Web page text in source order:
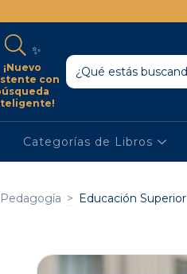
✨
¡Nuevo
con
Categorías de Libros
Pedagogía > Educación Superior